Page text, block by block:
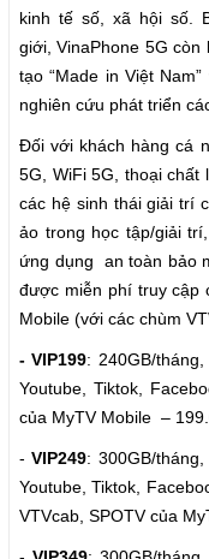
kinh tế số, xã hội số.
giới,VinaPhone 5G còn
tạo “Made in Việt
nghiên cứu phát triển
Đối với khách hàng cá
5G, WiFi 5G, thoại chất
các hệ sinh thái giải trí
ảo trong học tập/giải
ứng dụng
an toàn bảo
được miễn phí truy cập
Mobile (với các chùm
- VIP199: 240GB/
Youtube, Tiktok,
của MyTV Mobile –
-VIP249: 300GB/
Youtube, Tiktok,
VTVcab, SPOTV của